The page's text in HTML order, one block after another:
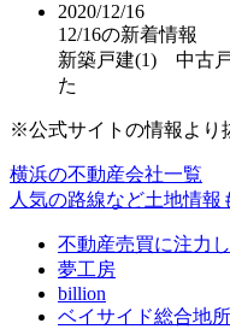
2020/12/16
12/16の新着情報
新築戸建(1) 中古
た
※公式サイトの情報より
横浜の不動産会社一覧
人気の路線など土地情報
不動産売買に注力
夢工房
billion
ベイサイド総合地所